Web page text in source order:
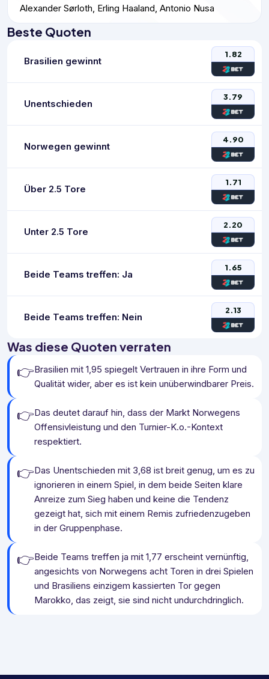
Alexander Sørloth, Erling Haaland, Antonio Nusa
Beste Quoten
Brasilien gewinnt
1.82
Unentschieden
3.79
Norwegen gewinnt
4.90
Über 2.5 Tore
1.71
Unter 2.5 Tore
2.20
Beide Teams treffen: Ja
1.65
Beide Teams treffen: Nein
2.13
Was diese Quoten verraten
👉Brasilien mit 1,95 spiegelt Vertrauen in ihre Form und
Qualität wider, aber es ist kein unüberwindbarer Preis.
👉Das deutet darauf hin, dass der Markt Norwegens
Offensivleistung und den Turnier-K.o.-Kontext
respektiert.
👉Das Unentschieden mit 3,68 ist breit genug, um es zu
ignorieren in einem Spiel, in dem beide Seiten klare
Anreize zum Sieg haben und keine die Tendenz
gezeigt hat, sich mit einem Remis zufriedenzugeben
in der Gruppenphase.
👉Beide Teams treffen ja mit 1,77 erscheint vernünftig,
angesichts von Norwegens acht Toren in drei Spielen
und Brasiliens einzigem kassierten Tor gegen
Marokko, das zeigt, sie sind nicht undurchdringlich.